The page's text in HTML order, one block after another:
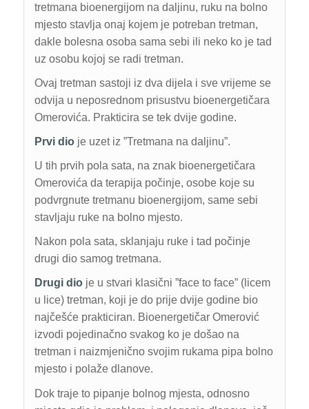
tretmana bioenergijom na daljinu, ruku na bolno
mjesto stavlja onaj kojem je potreban tretman,
dakle bolesna osoba sama sebi ili neko ko je tad
uz osobu kojoj se radi tretman.
Ovaj tretman sastoji iz dva dijela i sve vrijeme se
odvija u neposrednom prisustvu bioenergetičara
Omerovića. Prakticira se tek dvije godine.
Prvi dioje uzet iz ”Tretmana na daljinu”.
U tih prvih pola sata, na znak bioenergetičara
Omerovića da terapija počinje, osobe koje su
podvrgnute tretmanu bioenergijom, same sebi
stavljaju ruke na bolno mjesto.
Nakon pola sata, sklanjaju ruke i tad počinje
drugi dio samog tretmana.
Drugi dioje u stvari klasični ”face to face” (licem
u lice) tretman, koji je do prije dvije godine bio
najčešće prakticiran. Bioenergetičar Omerović
izvodi pojedinačno svakog ko je došao na
tretman i naizmjenično svojim rukama pipa bolno
mjesto i polaže dlanove.
Dok traje to pipanje bolnog mjesta, odnosno